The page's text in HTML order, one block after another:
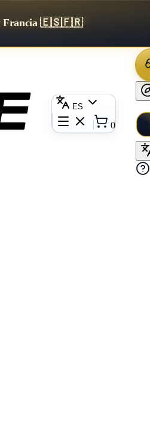
y Francia 🇪🇸🇫🇷
ES
0